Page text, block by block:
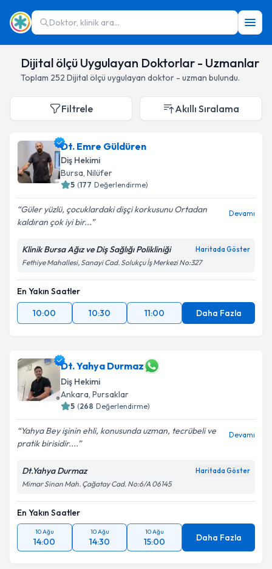
Doktor, klinik ara...
Dijital ölçü Uygulayan Doktorlar - Uzmanlar
Toplam 252 Dijital ölçü uygulayan doktor - uzman bulundu.
Filtrele Akıllı Sıralama
Dt. Emre Güldüren
Diş Hekimi
Bursa, Nilüfer
5 (177 Değerlendirme)
Güler yüzlü, çocuklardaki dişçi korkusunu Ortadan
kaldıran çok iyi bir...
Devamı
Klinik Bursa Ağız ve Diş Sağlığı Polikliniği Haritada Göster
Fethiye Mahallesi, Sanayi Cad. Solukçu İş Merkezi No:327
En Yakın Saatler
10:00
10:30 11:00 Daha Fazla
Dt. Yahya Durmaz
Diş Hekimi
Ankara, Pursaklar
5 (268 Değerlendirme)
Yahya Bey işinin ehli, konusunda uzman, tecrübeli ve
pratik birisidir....
Devamı
Dt.Yahya Durmaz Haritada Göster
Mimar Sinan Mah. Çağatay Cad. No:6/A 06145
En Yakın Saatler
10 Ağu
14:00
10 Ağu
14:30
10 Ağu
15:00 Daha Fazla